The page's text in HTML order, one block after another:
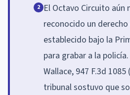
2 El Octavo Circuito aún
reconocido un
establecido bajo la
para grabar a la
Wallace, 947 F.3d
tribunal sostuvo que